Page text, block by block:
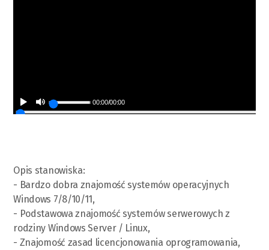
00:00/00:00
Opis stanowiska:
- Bardzo dobra znajomość systemów operacyjnych
Windows 7/8/10/11,
- Podstawowa znajomość systemów serwerowych z
rodziny Windows Server / Linux,
- Znajomość zasad licencjonowania oprogramowania,